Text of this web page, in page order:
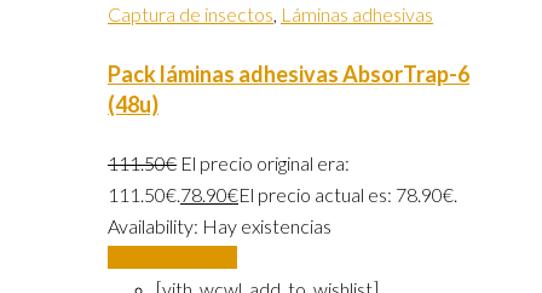
Captura de insectos Láminas adhesivas
Pack láminas adhesivas AbsorTrap-6
(48u)
111.50€ El precio original era:
111.50€.78.90€El precio actual es: 78.90€.
Availability: Hay existencias